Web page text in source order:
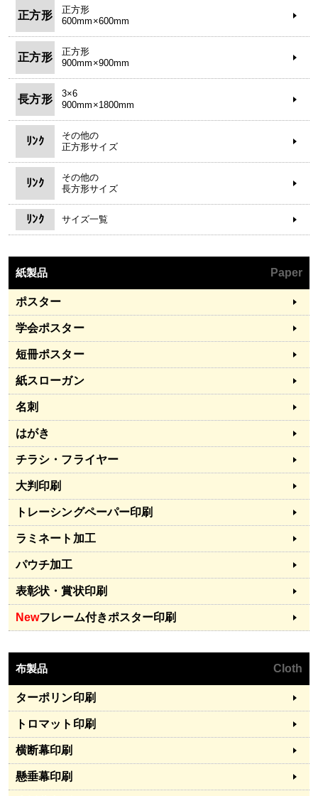
正方形
正方形
600mm×600mm
正方形
正方形
900mm×900mm
長方形
3×6
900mm×1800mm
ﾘﾝｸ
その他の
正方形サイズ
ﾘﾝｸ
その他の
長方形サイズ
ﾘﾝｸ サイズ一覧
紙製品 Paper
ポスター
学会ポスター
短冊ポスター
紙スローガン
名刺
はがき
チラシ・フライヤー
大判印刷
トレーシングペーパー印刷
ラミネート加工
パウチ加工
表彰状・賞状印刷
Newフレーム付きポスター印刷
布製品 Cloth
ターポリン印刷
トロマット印刷
横断幕印刷
懸垂幕印刷